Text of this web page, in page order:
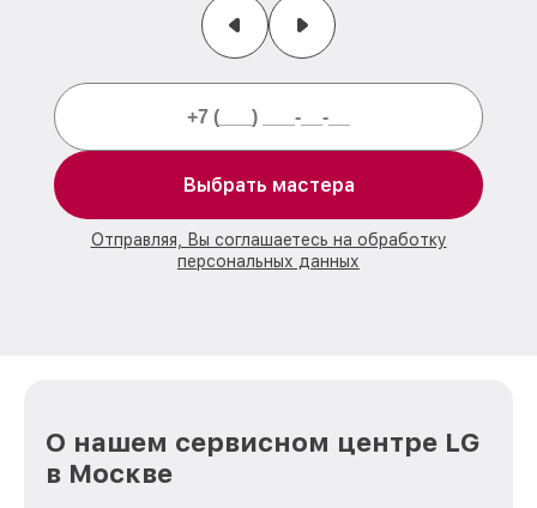
Выбрать мастера
Отправляя, Вы соглашаетесь на обработку
персональных данных
О нашем сервисном центре LG
в Москве